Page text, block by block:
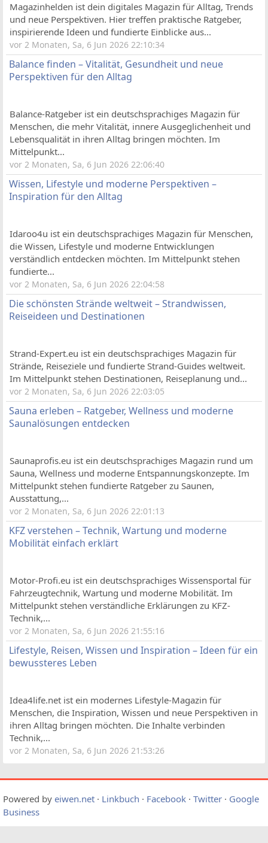
Magazinhelden ist dein digitales Magazin für Alltag, Trends
und neue Perspektiven. Hier treffen praktische Ratgeber,
inspirierende Ideen und fundierte Einblicke aus...
vor 2 Monaten, Sa, 6 Jun 2026 22:10:34
Balance finden – Vitalität, Gesundheit und neue
Perspektiven für den Alltag
Balance-Ratgeber ist ein deutschsprachiges Magazin für
Menschen, die mehr Vitalität, innere Ausgeglichenheit und
Lebensqualität in ihren Alltag bringen möchten. Im
Mittelpunkt...
vor 2 Monaten, Sa, 6 Jun 2026 22:06:40
Wissen, Lifestyle und moderne Perspektiven –
Inspiration für den Alltag
Idaroo4u ist ein deutschsprachiges Magazin für Menschen,
die Wissen, Lifestyle und moderne Entwicklungen
verständlich entdecken möchten. Im Mittelpunkt stehen
fundierte...
vor 2 Monaten, Sa, 6 Jun 2026 22:04:58
Die schönsten Strände weltweit – Strandwissen,
Reiseideen und Destinationen
Strand-Expert.eu ist ein deutschsprachiges Magazin für
Strände, Reiseziele und fundierte Strand-Guides weltweit.
Im Mittelpunkt stehen Destinationen, Reiseplanung und...
vor 2 Monaten, Sa, 6 Jun 2026 22:03:05
Sauna erleben – Ratgeber, Wellness und moderne
Saunalösungen entdecken
Saunaprofis.eu ist ein deutschsprachiges Magazin rund um
Sauna, Wellness und moderne Entspannungskonzepte. Im
Mittelpunkt stehen fundierte Ratgeber zu Saunen,
Ausstattung,...
vor 2 Monaten, Sa, 6 Jun 2026 22:01:13
KFZ verstehen – Technik, Wartung und moderne
Mobilität einfach erklärt
Motor-Profi.eu ist ein deutschsprachiges Wissensportal für
Fahrzeugtechnik, Wartung und moderne Mobilität. Im
Mittelpunkt stehen verständliche Erklärungen zu KFZ-
Technik,...
vor 2 Monaten, Sa, 6 Jun 2026 21:55:16
Lifestyle, Reisen, Wissen und Inspiration – Ideen für ein
bewussteres Leben
Idea4life.net ist ein modernes Lifestyle-Magazin für
Menschen, die Inspiration, Wissen und neue Perspektiven in
ihren Alltag bringen möchten. Die Inhalte verbinden
Technik,...
vor 2 Monaten, Sa, 6 Jun 2026 21:53:26
Powered by eiwen.net · Linkbuch · Facebook · Twitter · Google
Business